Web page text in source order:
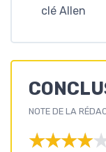
clé Allen
NOTE DE LA